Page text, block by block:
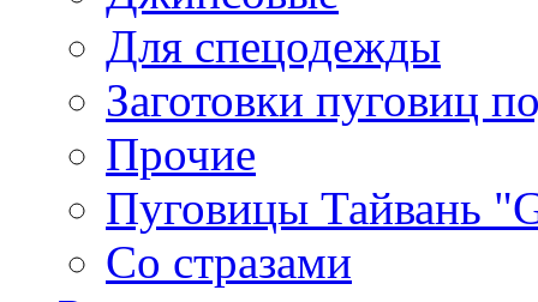
Для спецодежды
Заготовки пуговиц
Прочие
Пуговицы Тайвань
Со стразами